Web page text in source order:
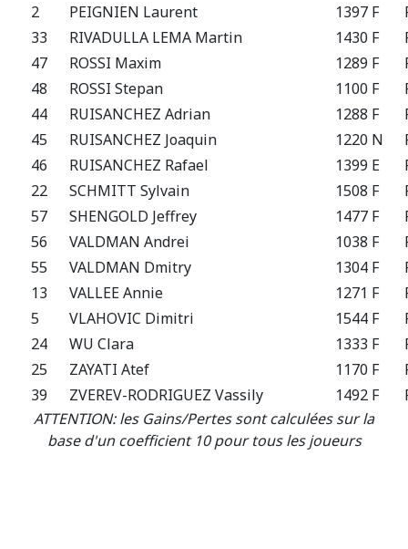
2
PEIGNIEN Laurent 1397 F
33
RIVADULLA LEMA Martin 1430 F
47
ROSSI Maxim 1289 F
48
ROSSI Stepan 1100 F
44
RUISANCHEZ Adrian 1288 F
45
RUISANCHEZ Joaquin 1220 N
46
RUISANCHEZ Rafael 1399 E
22
SCHMITT Sylvain 1508 F
57
SHENGOLD Jeffrey 1477 F
56
VALDMAN Andrei 1038 F
55
VALDMAN Dmitry 1304 F
13
VALLEE Annie 1271 F
5
VLAHOVIC Dimitri 1544 F
24
WU Clara 1333 F
25
ZAYATI Atef 1170 F
39
ZVEREV-RODRIGUEZ Vassily 1492 F
ATTENTION: les Gains/Pertes sont calculées sur la
base d'un coefficient 10 pour tous les joueurs